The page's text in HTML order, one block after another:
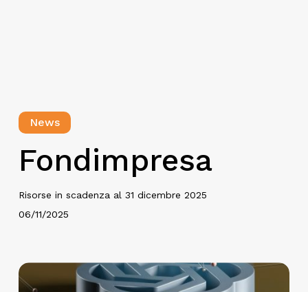
News
Fondimpresa
Risorse in scadenza al 31 dicembre 2025
06/11/2025